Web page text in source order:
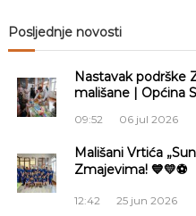
i
g
a
c
Posljednje novosti
Nastavak podrške
mališane | Općina
09:52 06 jul 2026
Mališani Vrtića
Zmajevima! 💙💛⚽
12:42 25 jun 2026